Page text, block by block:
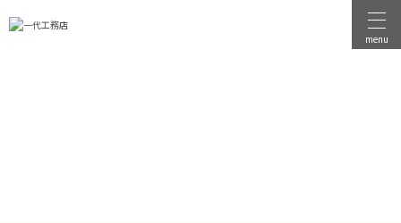
menu